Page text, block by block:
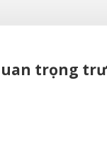
trọng